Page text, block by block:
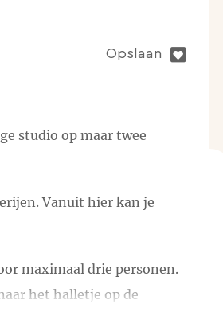
Opslaan
studio op maar twee
Vanuit hier kan je
maximaal drie personen.
het halletje op de